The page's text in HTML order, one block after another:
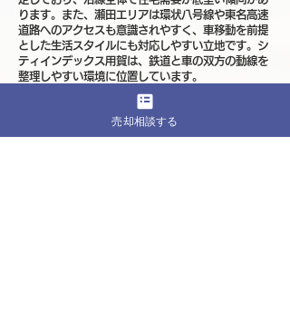
ります。また、瀬田エリアは環状八号線や東名高速
道路へのアクセスも意識されやすく、車移動を前提
とした生活スタイルにも対応しやすい立地です。シ
ティインデックス用賀は、鉄道と車の双方の動線を
整理しやすい環境に位置しています。
瀬田三丁目周辺は、低層住宅や分譲マンションが整
然と並ぶ住宅街が広がり、急激な大規模再開発が進
みにくい成熟エリアです。駅前の商業エリアから一
売却相談する